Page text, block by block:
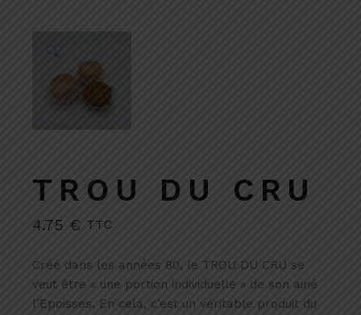
TROU DU CRU
4.75 € TTC
Créé dans les années 80, le TROU DU CRU se
veut être « une portion individuelle » de son ainé
l’Epoisses. En cela, c’est un véritable produit du